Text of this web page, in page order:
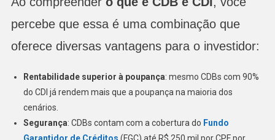
percebe que essa é uma combinação que
oferece diversas vantagens para o investidor:
Rentabilidade superior à poupança: mesmo CDBs com 90%
do CDI já rendem mais que a poupança na maioria dos
cenários.
Segurança: CDBs contam com a cobertura do Fundo
Garantidor de Créditos (FGC) até R$ 250 mil por CPF por